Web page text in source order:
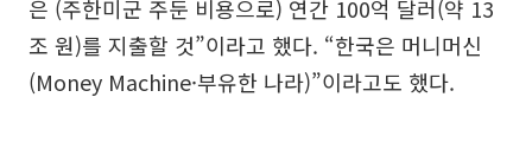
은 (주한미군 주둔 비용으로) 연간 100억 달러(약 13
조 원)를 지출할 것”이라고 했다. “한국은 머니머신
(Money Machine·부유한 나라)”이라고도 했다.